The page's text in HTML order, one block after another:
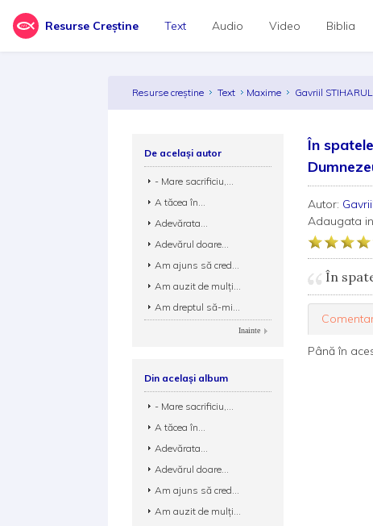
Resurse Creștine Text Audio Video Biblia
Resurse creștine Text Maxime Gavriil STIHARUL
În
Autor:
Adaugata in
În
Până în
De același autor
- Mare sacrificiu,...
A tăcea în...
Adevărata...
Adevărul doare...
Am ajuns să cred...
Am auzit de mulţi...
Am dreptul să-mi...
Inainte
Din același album
- Mare sacrificiu,...
A tăcea în...
Adevărata...
Adevărul doare...
Am ajuns să cred...
Am auzit de mulţi...